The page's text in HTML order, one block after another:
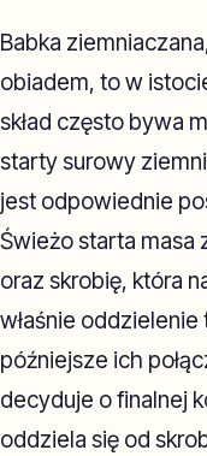
Babka
obiadem, to w
skład często bywa
starty surowy
jest odpowiednie
Świeżo starta masa
oraz skrobię, która
właśnie
późniejsze ich
decyduje o finalnej
oddziela się od